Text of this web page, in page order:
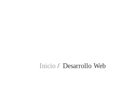
Inicio/ Desarrollo Web